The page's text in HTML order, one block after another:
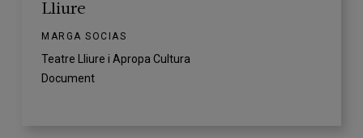
Lliure
MARGA SOCIAS
Teatre Lliure i Apropa Cultura
Document